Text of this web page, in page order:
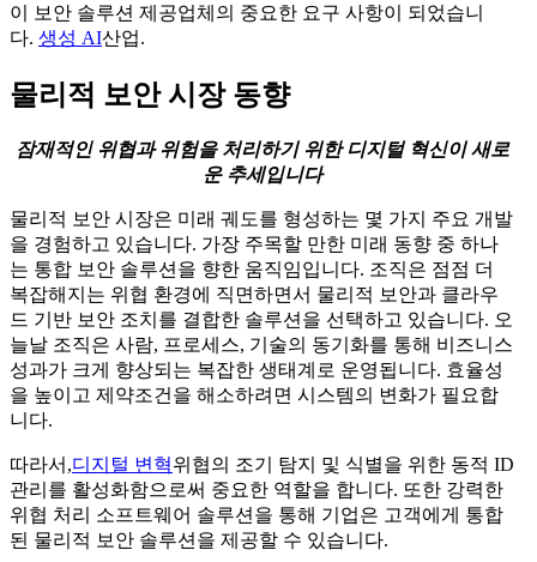
이 보안 솔루션 제공업체의 중요한 요구 사항이 되었습니
다. 생성 AI산업.
물리적 보안 시장 동향
잠재적인 위협과 위험을 처리하기 위한 디지털 혁신이 새로
운 추세입니다
물리적 보안 시장은 미래 궤도를 형성하는 몇 가지 주요 개발
을 경험하고 있습니다. 가장 주목할 만한 미래 동향 중 하나
는 통합 보안 솔루션을 향한 움직임입니다. 조직은 점점 더
복잡해지는 위협 환경에 직면하면서 물리적 보안과 클라우
드 기반 보안 조치를 결합한 솔루션을 선택하고 있습니다. 오
늘날 조직은 사람, 프로세스, 기술의 동기화를 통해 비즈니스
성과가 크게 향상되는 복잡한 생태계로 운영됩니다. 효율성
을 높이고 제약조건을 해소하려면 시스템의 변화가 필요합
니다.
따라서,디지털 변혁위협의 조기 탐지 및 식별을 위한 동적 ID
관리를 활성화함으로써 중요한 역할을 합니다. 또한 강력한
위협 처리 소프트웨어 솔루션을 통해 기업은 고객에게 통합
된 물리적 보안 솔루션을 제공할 수 있습니다.